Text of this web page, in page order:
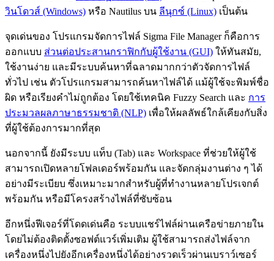
วินโดวส์ (Windows) หรือ Nautilus บน ลีนุกซ์ (Linux) เป็นต้น
จุดเด่นของ โปรแกรมจัดการไฟล์ Sigma File Manager ก็คือการ
ออกแบบ ส่วนต่อประสานกราฟิกกับผู้ใช้งาน (GUI) ให้ทันสมัย,
ใช้งานง่าย และมีระบบค้นหาที่ฉลาดมากกว่าตัวจัดการไฟล์
ทั่วไป เช่น ตัวโปรแกรมสามารถค้นหาไฟล์ได้ แม้ผู้ใช้จะพิมพ์ชื่อ
ผิด หรือเรียงคำไม่ถูกต้อง โดยใช้เทคนิค Fuzzy Search และ การ
ประมวลผลภาษาธรรมชาติ (NLP) เพื่อให้ผลลัพธ์ใกล้เคียงกับสิ่ง
ที่ผู้ใช้ต้องการมากที่สุด
นอกจากนี้ ยังมีระบบ แท็บ (Tab) และ Workspace ที่ช่วยให้ผู้ใช้
สามารถเปิดหลายโฟลเดอร์พร้อมกัน และจัดกลุ่มงานต่าง ๆ ได้
อย่างมีระเบียบ ซึ่งเหมาะมากสำหรับผู้ที่ทำงานหลายโปรเจกต์
พร้อมกัน หรือมีโครงสร้างไฟล์ที่ซับซ้อน
อีกหนึ่งฟีเจอร์ที่โดดเด่นคือ ระบบแชร์ไฟล์ผ่านเครือข่ายภายใน
โดยไม่ต้องติดตั้งซอฟต์แวร์เพิ่มเติม ผู้ใช้สามารถส่งไฟล์จาก
เครื่องหนึ่งไปยังอีกเครื่องหนึ่งได้อย่างรวดเร็วผ่านเบราว์เซอร์